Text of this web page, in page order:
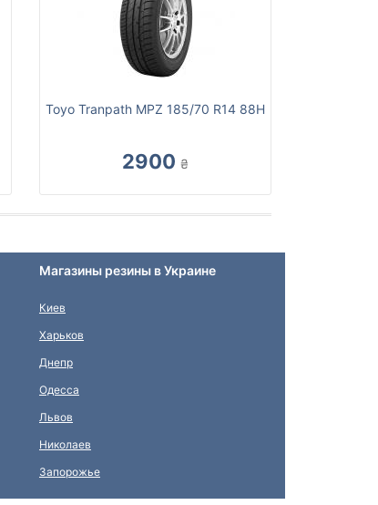
Toyo Tranpath MPZ 185/70 R14 88H
2900 ₴
Магазины резины в Украине
Киев
Харьков
Днепр
Одесса
Львов
Николаев
Запорожье